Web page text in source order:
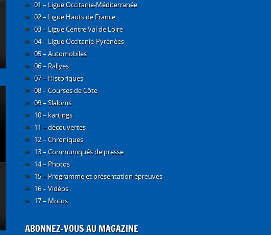
01 – Ligue Occitanie-Méditerranée
02 – Ligue Hauts de France
03 – Ligue Centre Val de Loire
04 – Ligue Occitanie-Pyrénées
05 – Automobiles
06 – Rallyes
07 – Historiques
08 – Courses de Côte
09 – Slaloms
10 – kartings
11 – découvertes
12 – Chroniques
13 – Communiqués de presse
14 – Photos
15 – Programme et présentation épreuves
16 – Vidéos
17 – Motos
ABONNEZ-VOUS AU MAGAZINE